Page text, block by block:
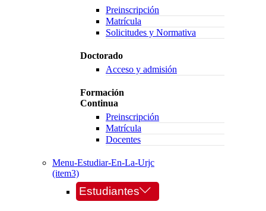
Preinscripción
Matrícula
Solicitudes y Normativa
Doctorado
Acceso y admisión
Formación
Continua
Preinscripción
Matrícula
Docentes
Menu-Estudiar-En-La-Urjc
(item3)
Estudiantes